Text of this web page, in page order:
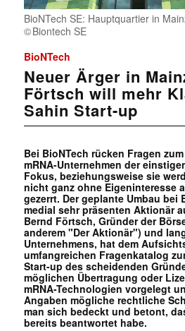
BioNTech SE: Hauptquartier in
Biontech SE
BioNTech
Neuer Ärger in
Förtsch will mehr
Sahin Start-up
Bei BioNTech rücken Fragen
mRNA-Unternehmen der
Fokus, beziehungsweise sie
nicht ganz ohne Eigeninteresse
gezerrt. Der geplante Umbau bei
medial sehr präsenten Aktionär
Bernd Förtsch, Gründer der
anderem "Der Aktionär") und
Unternehmens, hat dem
umfangreichen Fragenkatalog
Start-up des scheidenden
möglichen Übertragung oder
mRNA-Technologien vorgelegt
Angaben mögliche rechtliche
man sich bedeckt und betont,
bereits beantwortet habe.